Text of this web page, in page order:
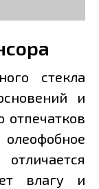
стекла
и
отпечатков
влагу и